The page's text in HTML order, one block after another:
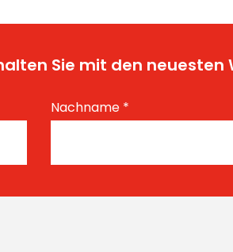
Sie mit den
Nachname *